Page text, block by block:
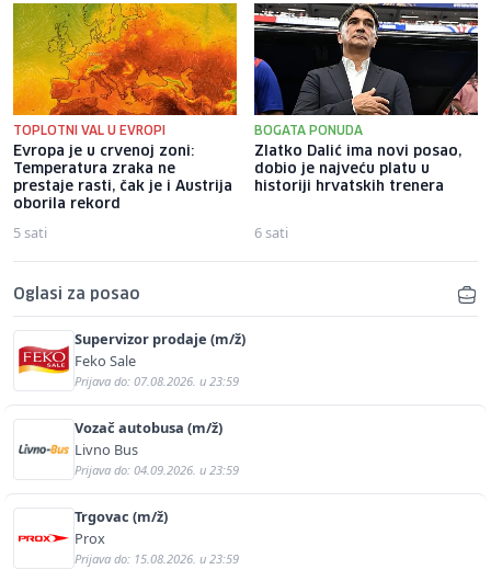
TOPLOTNI VAL U EVROPI
Evropa je u crvenoj zoni:
Temperatura zraka ne
prestaje rasti, čak je i Austrija
oborila rekord
5 sati
BOGATA PONUDA
Zlatko Dalić ima novi posao,
dobio je najveću platu u
historiji hrvatskih trenera
6 sati
Oglasi za posao
Supervizor prodaje (m/ž)
Feko Sale
Prijava do: 07.08.2026. u 23:59
Vozač autobusa (m/ž)
Livno Bus
Prijava do: 04.09.2026. u 23:59
Trgovac (m/ž)
Prox
Prijava do: 15.08.2026. u 23:59